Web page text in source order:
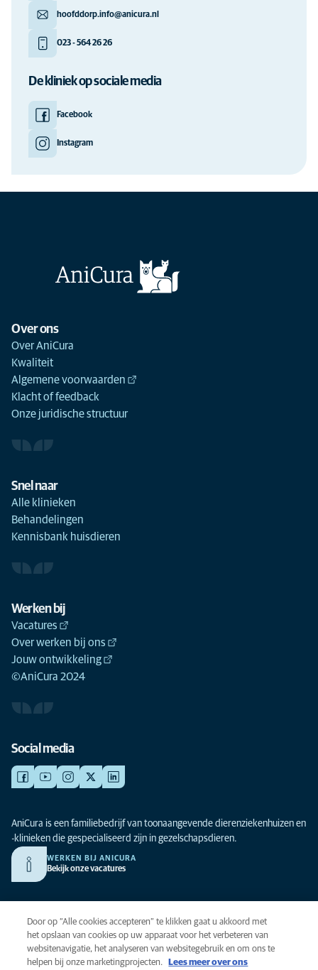
hoofddorp.info@anicura.nl
023 - 564 26 26
De kliniek op sociale media
Facebook
Instagram
Over ons
Over AniCura
Kwaliteit
Algemene voorwaarden
Klacht of feedback
Onze juridische structuur
Snel naar
Alle klinieken
Behandelingen
Kennisbank huisdieren
Werken bij
Vacatures
Over werken bij ons
Jouw ontwikkeling
©AniCura 2024
Social media
AniCura is een familiebedrijf van toonaangevende dierenziekenhuizen en
-klinieken die gespecialiseerd zijn in gezelschapsdieren.
WERKEN BIJ ANICURA
Bekijk onze vacatures
Privacy
Algemene voorwaarden
Cookies
Door op “Alle cookies accepteren” te klikken gaat u akkoord met
het opslaan van cookies op uw apparaat voor het verbeteren van
websitenavigatie, het analyseren van websitegebruik en om ons te
helpen bij onze marketingprojecten.
Lees meer over ons